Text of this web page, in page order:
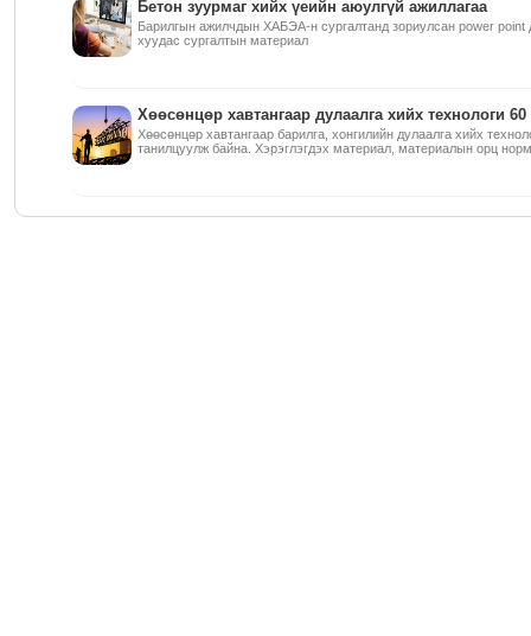
Бетон зуурмаг хийх үеийн аюулгүй ажиллагаа
Барилгын ажилчдын ХАБЭА-н сургалтанд зориулсан power point
хуудас сургалтын материал
Хөөсөнцөр хавтангаар дулаалга хийх технологи 60
Хөөсөнцөр хавтангаар барилга, хонгилийн дулаалга хийх
танилцуулж байна. Хэрэглэгдэх материал, материалын орц